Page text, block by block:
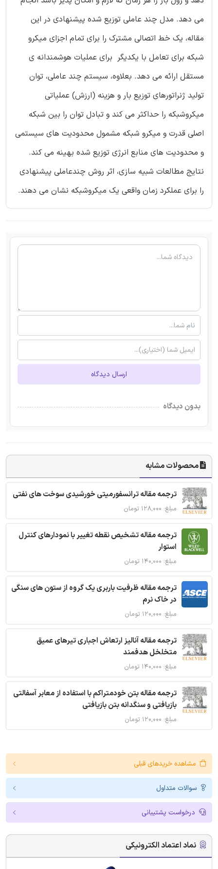
می دهد. مدل چند عاملی توزیع شده پیشنهادی در این
مقاله، یک خط اتصالی مشترک را برای تمام اجزای میکرو
شبکه برای تعامل با یکدیگر برای عملیات هوشمندانه ی
مستقل ارائه می دهد. بعلاوه، سیستم چند عاملی، توان
تولید ژنراتورهای توزیع بار و هزینه (ارزش) عملیاتی
میکروشبکه را حداکثر می کند و تبادل توان را بین شبکه
اصلی قدرت و میکرو شبکه مشمول محدودیت های سیستمی
و محدودیت های منابع انرژی توزیع شده بهینه می کند.
نتایج مطالعات شبیه سازی، اثر روش چندعاملی پیشنهادی
را برای عملکرد زمان واقعی یک میکروشبکه نشان می دهند.
ارسال دیدگاه
بدون دیدگاه
محصولات مشابه
ترجمه مقاله ترانسفورمیتی خورشیدی سوخت های نفتی
مبلغ: ۱۲۸,۰۰۰ تومان
ترجمه مقاله تشخیص نقطه تغییر با نمودارهای کنترل
استوار
مبلغ: ۱۴۰,۰۰۰ تومان
ترجمه مقاله ظرفیت باربری یک گروه از ستون های سنگی
در خاک نرم
مبلغ: ۱۲۰,۰۰۰ تومان
ترجمه مقاله آنالیز ارتعاش اجباری تیرهای عمیق
متخلخل هدفمند
مبلغ: ۱۴۰,۰۰۰ تومان
ترجمه مقاله بتن خودمتراکم با استفاده از معابر آسفالتی
بازیافتی و سنگدانه بتن بازیافتی
مبلغ: ۱۲۰,۰۰۰ تومان
مشاهده خریدهای قبلی
سوالات متداول
درخواست پشتیبانی
نماد اعتماد الکترونیکی